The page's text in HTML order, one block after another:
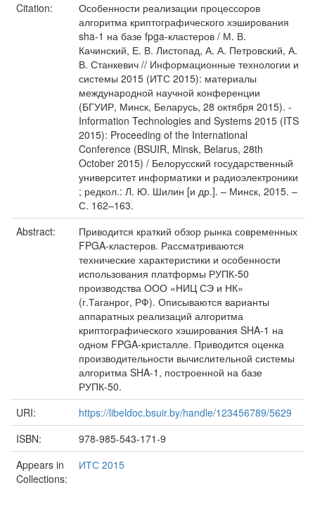
Citation:
Особенности реализации процессоров
алгоритма криптографического хэширования
sha-1 на базе fpga-кластеров / М. В.
Качинский, Е. В. Листопад, А. А. Петровский, А.
В. Станкевич // Информационные технологии и
системы 2015 (ИТС 2015): материалы
международной научной конференции
(БГУИР, Минск, Беларусь, 28 октября 2015). -
Information Technologies and Systems 2015 (ITS
2015): Proceeding of the International
Conference (BSUIR, Minsk, Belarus, 28th
October 2015) / Белорусский государственный
университет информатики и радиоэлектроники
; редкол.: Л. Ю. Шилин [и др.]. – Минск, 2015. –
С. 162–163.
Abstract:
Приводится краткий обзор рынка современных
FPGA-кластеров. Рассматриваются
технические характеристики и особенности
использования платформы РУПК-50
производства ООО «НИЦ СЭ и НК»
(г.Таганрог, РФ). Описываются варианты
аппаратных реализаций алгоритма
криптографического хэширования SHA-1 на
одном FPGA-кристалле. Приводится оценка
производительности вычислительной системы
алгоритма SHA-1, построенной на базе
РУПК-50.
URI:
https://libeldoc.bsuir.by/handle/123456789/5629
ISBN:
978-985-543-171-9
Appears in
Collections:
ИТС 2015